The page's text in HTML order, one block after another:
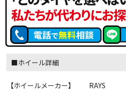
■ホイール詳細
【ホイールメーカー】
RAYS